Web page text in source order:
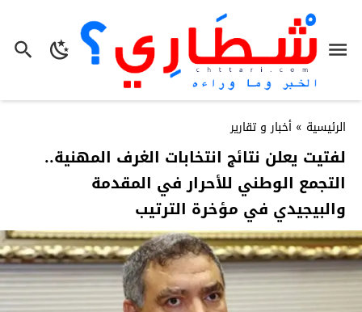
الرئيسية » أخبار و تقارير
لفتيت يعلن نتائج انتخابات الغرف المهنية..
التجمع الوطني للأحرار في المقدمة
والبيجيدي في مؤخرة الترتيب